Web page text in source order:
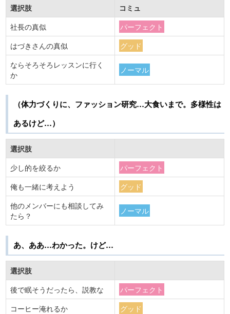
選択肢
コミュ
社長の真似
パーフェクト
はづきさんの真似
グッド
ならそろそろレッスンに行く
か
ノーマル
（体力づくりに、ファッション研究…大食いまで。多様性は
あるけど…）
選択肢
少し的を絞るか
パーフェクト
俺も一緒に考えよう
グッド
他のメンバーにも相談してみ
たら？
ノーマル
あ、ああ…わかった。けど…
選択肢
後で眠そうだったら、説教な
パーフェクト
コーヒー淹れるか
グッド